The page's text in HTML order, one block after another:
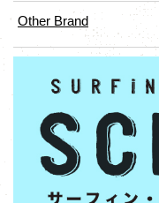
Other Brand